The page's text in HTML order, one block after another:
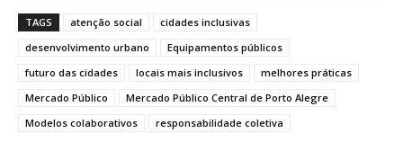
TAGS atenção social
cidades inclusivas
desenvolvimento urbano
Equipamentos públicos
futuro das cidades
locais mais inclusivos
melhores práticas
Mercado Público
Mercado Público Central de Porto Alegre
Modelos colaborativos
responsabilidade coletiva